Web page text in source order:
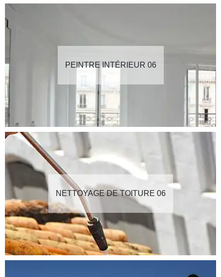
PEINTRE INTÉRIEUR 06
NETTOYAGE DE TOITURE 06